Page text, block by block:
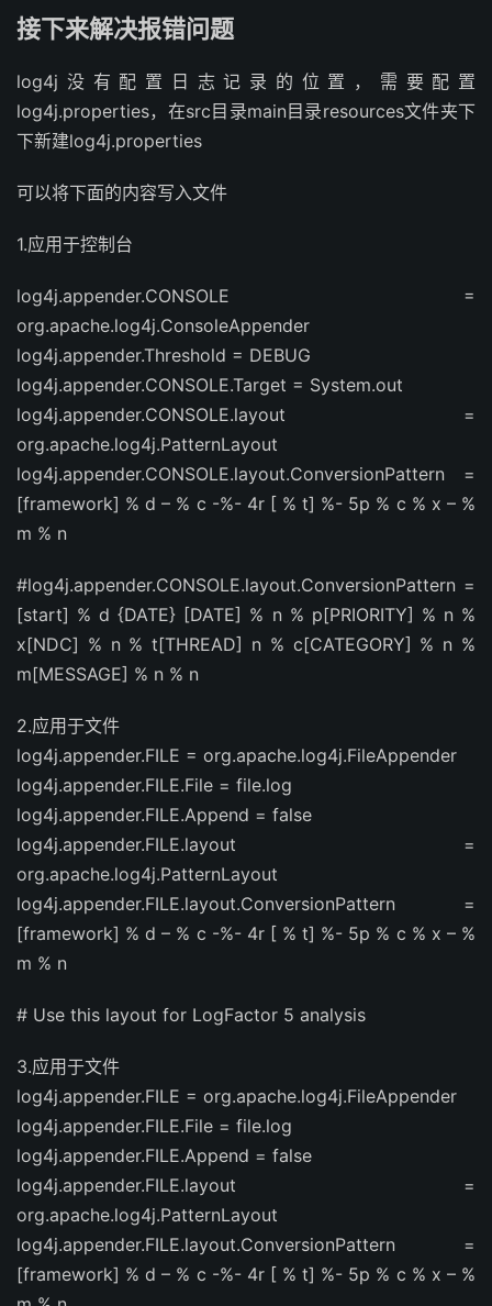
接下来解决报错问题
log4j没有配置日志记录的位置，需要配置
log4j.properties，在src目录main目录resources文件夹下
下新建log4j.properties
可以将下面的内容写入文件
1.应用于控制台
log4j.appender.CONSOLE =
org.apache.log4j.ConsoleAppender
log4j.appender.Threshold = DEBUG
log4j.appender.CONSOLE.Target = System.out
log4j.appender.CONSOLE.layout =
org.apache.log4j.PatternLayout
log4j.appender.CONSOLE.layout.ConversionPattern =
[framework] % d – % c -%- 4r [ % t] %- 5p % c % x – %
m % n
#log4j.appender.CONSOLE.layout.ConversionPattern =
[start] % d {DATE} [DATE] % n % p[PRIORITY] % n %
x[NDC] % n % t[THREAD] n % c[CATEGORY] % n %
m[MESSAGE] % n % n
2.应用于文件
log4j.appender.FILE = org.apache.log4j.FileAppender
log4j.appender.FILE.File = file.log
log4j.appender.FILE.Append = false
log4j.appender.FILE.layout =
org.apache.log4j.PatternLayout
log4j.appender.FILE.layout.ConversionPattern =
[framework] % d – % c -%- 4r [ % t] %- 5p % c % x – %
m % n
# Use this layout for LogFactor 5 analysis
3.应用于文件
log4j.appender.FILE = org.apache.log4j.FileAppender
log4j.appender.FILE.File = file.log
log4j.appender.FILE.Append = false
log4j.appender.FILE.layout =
org.apache.log4j.PatternLayout
log4j.appender.FILE.layout.ConversionPattern =
[framework] % d – % c -%- 4r [ % t] %- 5p % c % x – %